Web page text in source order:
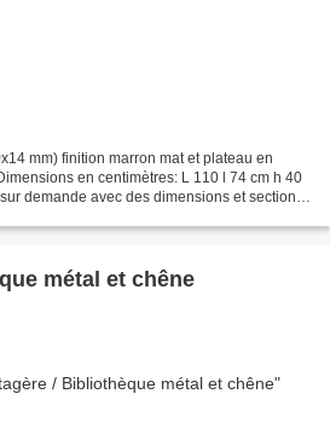
mm) finition marron mat et plateau en
en centimètres: L 110 l 74 cm h 40
demande avec des dimensions et sections
métal et chêne